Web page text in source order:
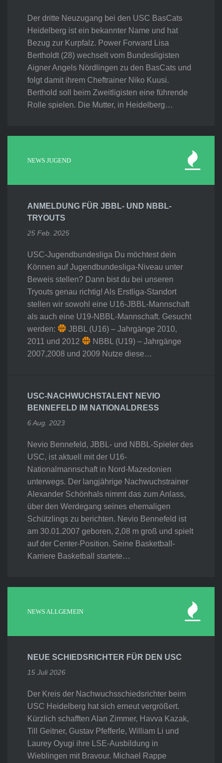
Der dritte Neuzugang bei den USC BasCats
Heidelberg ist ein bekannter Name und hat
Bezug zur Kurpfalz. Power Forward Lisa
Bertholdt (28) wechselt vom Bundesligisten
Aigner Angels Nördlingen zu den BasCats und
folgt damit ihrem Cheftrainer Niko Kuusi.
Berthold soll beim Zweitligisten eine führende
Rolle spielen. Die Mutter, in Heidelberg…
NEWS JUGEND
ANMELDUNG FÜR JBBL- UND NBBL-
TRYOUTS
25 Feb. 2025
USC-Jugendbundesliga Du möchtest dein
Können auf Jugendbundesliga-Niveau unter
Beweis stellen? Dann bist du bei unseren
Tryouts genau richtig! Als Erstliga-Standort
stellen wir sowohl eine U16-JBBL-Mannschaft
als auch eine U19-NBBL-Mannschaft. Gesucht
werden:
JBBL (U16) – Jahrgänge 2010,
2011 und 2012
NBBL (U19) – Jahrgänge
2007,2008 und 2009 Nutze diese…
USC-NACHWUCHSTALENT NEVIO
BENNEFELD IM NATIONALDRESS
6 Aug. 2023
Nevio Bennefeld, JBBL- und NBBL-Spieler des
USC, ist aktuell mit der U16-
Nationalmannschaft in Nord-Mazedonien
unterwegs. Der langjährige Nachwuchstrainer
Alexander Schönhals nimmt das zum Anlass,
über den Werdegang seines ehemaligen
Schützlings zu berichten. Nevio Bennefeld ist
am 30.01.2007 geboren, 2,08 m groß und spielt
auf der Center-Position. Seine Basketball-
Karriere Basketball startete…
NEWS ALLGEMEIN
NEUE SCHIEDSRICHTER FÜR DEN USC
15 Juli 2026
Der Kreis der Nachwuchsschiedsrichter beim
USC Heidelberg hat sich erneut vergrößert.
Kürzlich schafften Alan Zimmer, Havva Kazak,
Till Geitner, Gustav Pfefferle, William Li und
Laurey Oyugi ihre LSE-Ausbildung in
Wieblingen mit Bravour. Michael Rappe